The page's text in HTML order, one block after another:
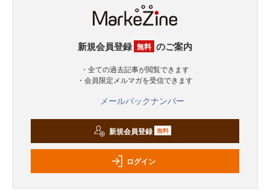
新規会員登録 無料 のご案内
・全ての過去記事が閲覧できます
・会員限定メルマガを受信できます
メールバックナンバー
新規会員登録 無料
ログイン